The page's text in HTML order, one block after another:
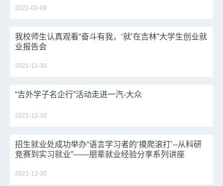
2022-03-09
我校师生认真观看“奋斗有我，‘就’在吉林”大学生创业就
业报告会
2021-12-30
​“吉外学子名企行”活动走进一汽-大众
2021-12-30
招生就业处成功举办“语言学习者的‘摸爬滚打’--从科研
竞赛到实习就业”——朋辈就业经验分享系列讲座
2021-12-30